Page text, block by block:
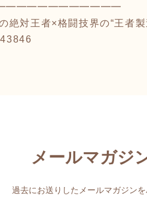
絶対王者×格闘技界の“王者
メールマガジ
過去にお送りしたメールマガジン